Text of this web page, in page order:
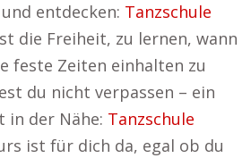
entdecken: Tanzschule
die Freiheit, zu lernen, wann
feste Zeiten einhalten zu
du nicht verpassen – ein
in der Nähe: Tanzschule
ist für dich da, egal ob du